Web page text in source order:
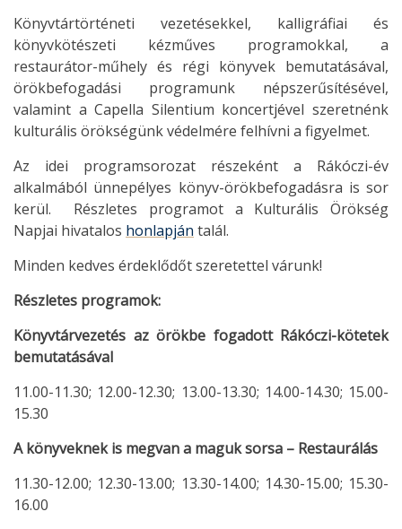
Könyvtártörténeti vezetésekkel, kalligráfiai és
könyvkötészeti kézműves programokkal, a
restaurátor-műhely és régi könyvek bemutatásával,
örökbefogadási programunk népszerűsítésével,
valamint a Capella Silentium koncertjével szeretnénk
kulturális örökségünk védelmére felhívni a figyelmet.
Az idei programsorozat részeként a Rákóczi-év
alkalmából ünnepélyes könyv-örökbefogadásra is sor
kerül. Részletes programot a Kulturális Örökség
Napjai hivatalos honlapján talál.
Minden kedves érdeklődőt szeretettel várunk!
Részletes programok:
Könyvtárvezetés az örökbe fogadott Rákóczi-kötetek
bemutatásával
11.00-11.30; 12.00-12.30; 13.00-13.30; 14.00-14.30; 15.00-
15.30
A könyveknek is megvan a maguk sorsa – Restaurálás
11.30-12.00; 12.30-13.00; 13.30-14.00; 14.30-15.00; 15.30-
16.00